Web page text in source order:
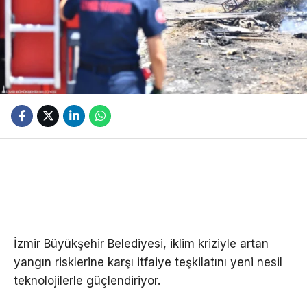
İzmir Büyükşehir Belediyesi, iklim kriziyle artan
yangın risklerine karşı itfaiye teşkilatını yeni nesil
teknolojilerle güçlendiriyor.